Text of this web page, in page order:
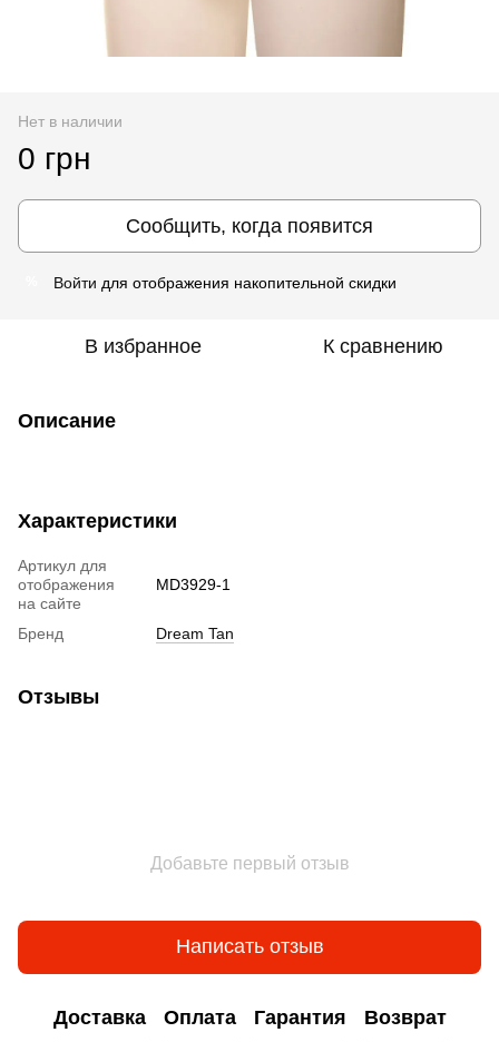
Нет в наличии
0 грн
Сообщить, когда появится
Войти для отображения накопительной скидки
В избранное К сравнению
Описание
Характеристики
Артикул для
отображения
на сайте
MD3929-1
Бренд Dream Tan
Отзывы
Добавьте первый отзыв
Написать отзыв
Доставка Оплата Гарантия Возврат